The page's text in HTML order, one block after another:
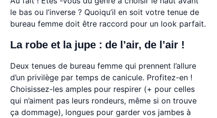
le bas ou l’inverse ? Quoiqu’il en soit votre tenue de
bureau femme doit être raccord pour un look parfait.
La robe et la jupe : de l’air, de l’air !
Deux tenues de bureau femme qui prennent l’allure
d’un privilège par temps de canicule. Profitez-en !
Choisissez-les amples pour respirer (+ pour celles
qui n’aiment pas leurs rondeurs, même si on trouve
ça dommage), longues pour garder vos jambes à